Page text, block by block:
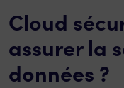
Cloud
assurer la
données ?